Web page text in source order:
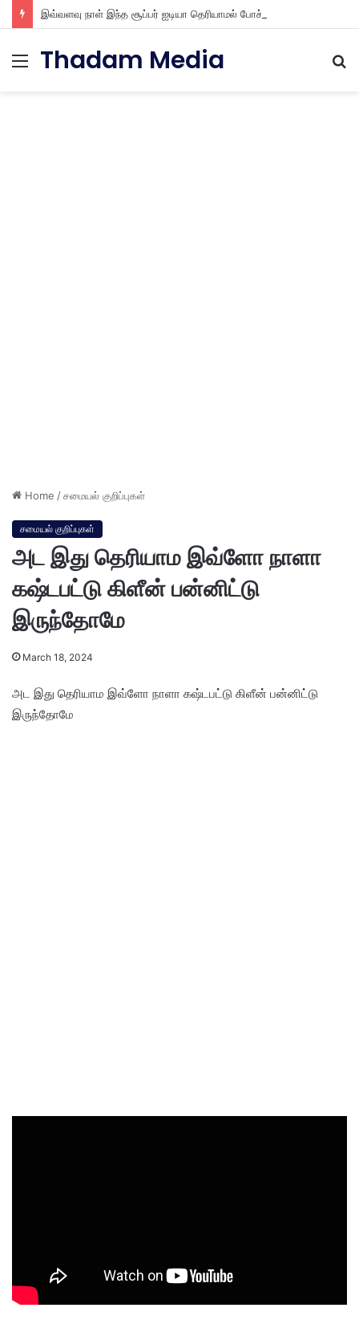
Menu
Thadam Media
Home /சமையல் குறிப்புகள்
சமையல் குறிப்புகள்
அட இது தெரியாம இவ்ளோ நாளா
கஷ்டபட்டு கிளீன் பன்னிட்டு
இருந்தோமே
March 18, 2024
அட இது தெரியாம இவ்ளோ நாளா கஷ்டபட்டு கிளீன் பன்னிட்டு
இருந்தோமே